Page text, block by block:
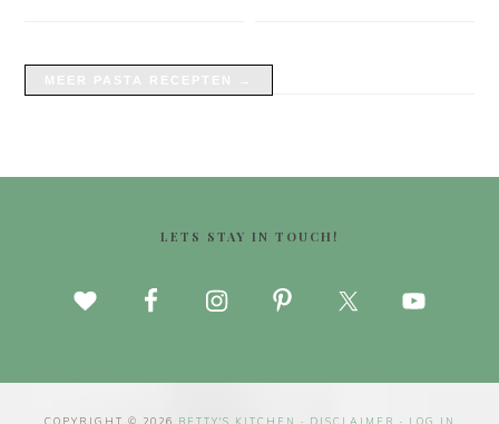
LETS STAY IN TOUCH!
COPYRIGHT © 2026 BETTY'S KITCHEN · DISCLAIMER · LOG IN